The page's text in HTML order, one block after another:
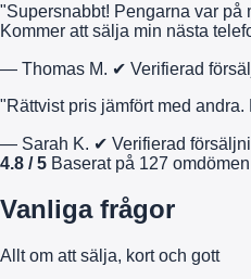
"Supersnabbt! Pengarna var på
Kommer att sälja min nästa
— Thomas M. ✔ Verifierad
"Rättvist pris jämfört med
— Sarah K. ✔ Verifierad
4.8 / 5 Baserat på 127 omdömen
Vanliga frågor
Allt om att sälja, kort och gott